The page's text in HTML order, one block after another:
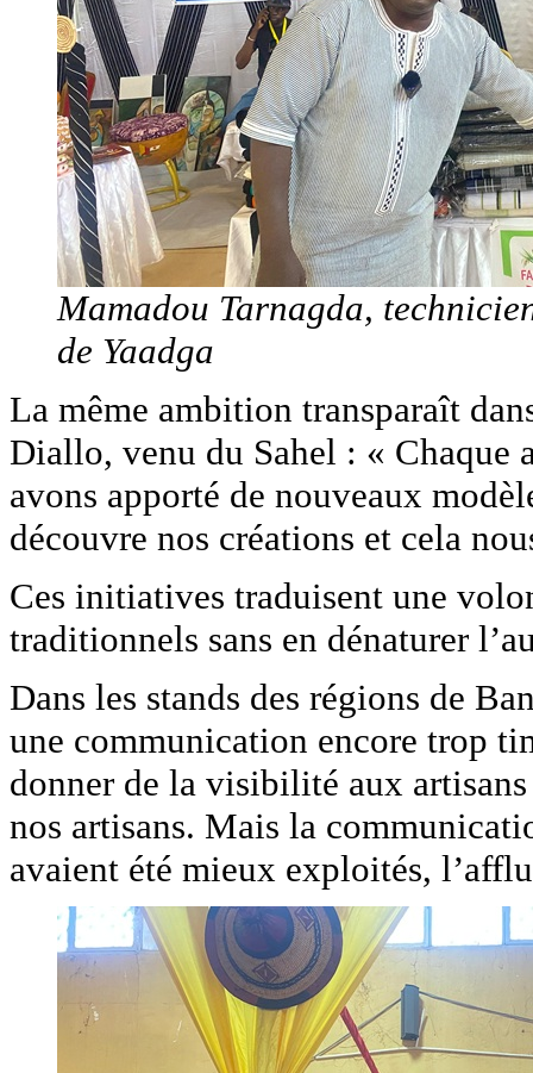
Mamadou Tarnagda,
de Yaadga
La même ambition transparaît
Diallo, venu du Sahel : « Chaque
avons apporté de nouveaux
découvre nos créations et cela
Ces initiatives traduisent une
traditionnels sans en dénaturer
Dans les stands des régions de
une communication encore trop
donner de la visibilité aux
nos artisans. Mais la
avaient été mieux exploités,